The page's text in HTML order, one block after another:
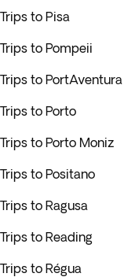
Trips to Pisa
Trips to Pompeii
Trips to PortAventura
Trips to Porto
Trips to Porto Moniz
Trips to Positano
Trips to Ragusa
Trips to Reading
Trips to Régua